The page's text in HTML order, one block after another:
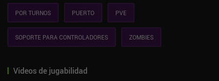
POR TURNOS PUERTO PVE
SOPORTE PARA CONTROLADORES ZOMBIES
Videos de jugabilidad